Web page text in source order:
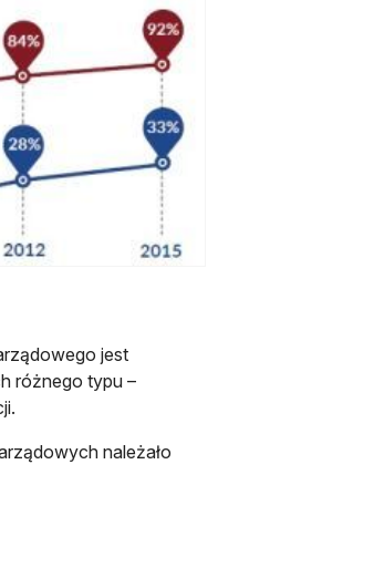
jest
różnego typu –
należało